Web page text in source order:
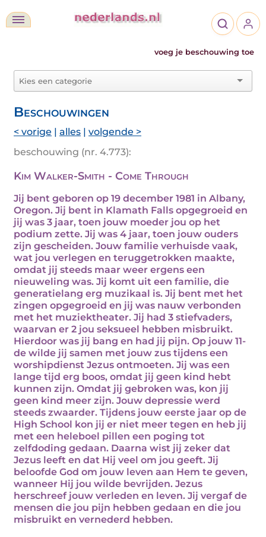
voeg je beschouwing toe
Beschouwingen
< vorige | alles | volgende >
beschouwing (nr. 4.773):
Kim Walker-Smith - Come Through
Jij bent geboren op 19 december 1981 in Albany,
Oregon. Jij bent in Klamath Falls opgegroeid en
jij was 3 jaar, toen jouw moeder jou op het
podium zette. Jij was 4 jaar, toen jouw ouders
zijn gescheiden. Jouw familie verhuisde vaak,
wat jou verlegen en teruggetrokken maakte,
omdat jij steeds maar weer ergens een
nieuweling was. Jij komt uit een familie, die
generatielang erg muzikaal is. Jij bent met het
zingen opgegroeid en jij was nauw verbonden
met het muziektheater. Jij had 3 stiefvaders,
waarvan er 2 jou seksueel hebben misbruikt.
Hierdoor was jij bang en had jij pijn. Op jouw 11-
de wilde jij samen met jouw zus tijdens een
worshipdienst Jezus ontmoeten. Jij was een
lange tijd erg boos, omdat jij geen kind hebt
kunnen zijn. Omdat jij gebroken was, kon jij
geen kind meer zijn. Jouw depressie werd
steeds zwaarder. Tijdens jouw eerste jaar op de
High School kon jij er niet meer tegen en heb jij
met een heleboel pillen een poging tot
zelfdoding gedaan. Daarna wist jij zeker dat
Jezus leeft en dat Hij veel om jou geeft. Jij
beloofde God om jouw leven aan Hem te geven,
wanneer Hij jou wilde bevrijden. Jezus
herschreef jouw verleden en leven. Jij vergaf de
mensen die jou pijn hebben gedaan en die jou
misbruikt en vernederd hebben.